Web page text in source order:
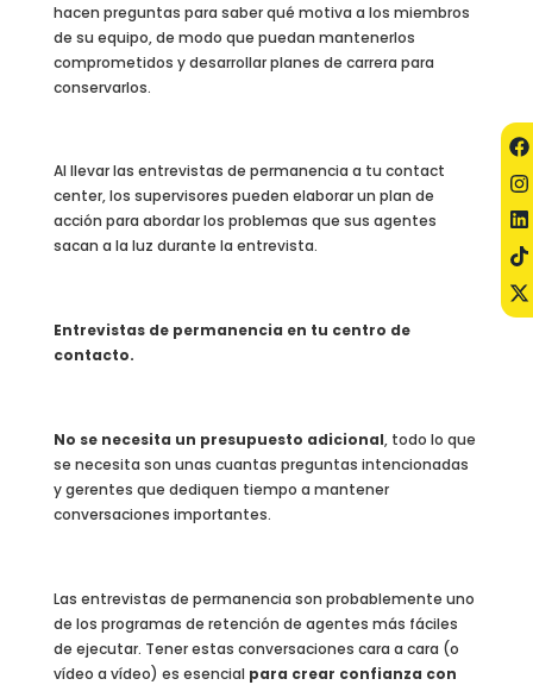
hacen preguntas para saber qué motiva a los miembros
de su equipo, de modo que puedan mantenerlos
comprometidos y desarrollar planes de carrera para
conservarlos.
Al llevar las entrevistas de permanencia a tu contact
center, los supervisores pueden elaborar un plan de
acción para abordar los problemas que sus agentes
sacan a la luz durante la entrevista.
Entrevistas de permanencia en tu centro de
contacto.
No se necesita un presupuesto adicional, todo lo que
se necesita son unas cuantas preguntas intencionadas
y gerentes que dediquen tiempo a mantener
conversaciones importantes.
Las entrevistas de permanencia son probablemente uno
de los programas de retención de agentes más fáciles
de ejecutar. Tener estas conversaciones cara a cara (o
vídeo a vídeo) es esencial para crear confianza con